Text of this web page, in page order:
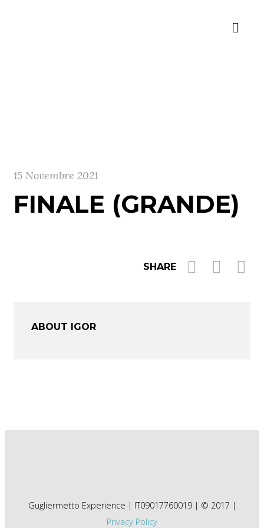
15 Novembre 2021
FINALE (GRANDE)
SHARE
ABOUT IGOR
Gugliermetto Experience | IT09017760019 | © 2017 |
Privacy Policy